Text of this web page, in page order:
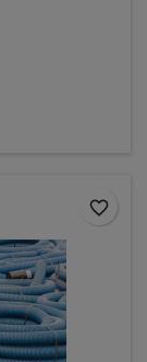
favorite_border